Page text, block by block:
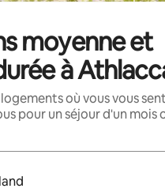
moyenne et
à
où vous vous
pour un séjour d'un mois
s'affichent, utilisez les